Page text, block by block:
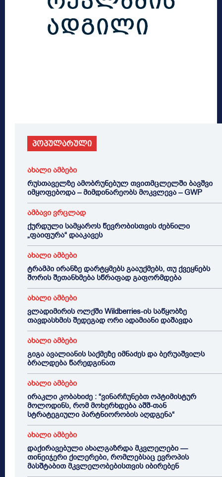
პოპულარული
ახალი ამბები
რუსთაველზე ამობრუნებულ თვითმცლელში ბავშვი
იმყოფებოდა – მიმდინარეობს მოკვლევა – GWP
ამბავი ვრცლად
ქურდული სამყაროს წევრობისთვის ძებნილი
„ფაიფურა“ დააკავეს
ახალი ამბები
ტრამპი ირანზე დარტყმებს გააუქმებს, თუ ქვეყნებს
შორის შეთანხმება სწრაფად გაფორმდება
ახალი ამბები
ვლადიმირის ოლქში Wildberries-ის საწყობზე
თავდასხმის შედეგად ორი ადამიანი დაშავდა
ახალი ამბები
გიგა ავალიანის საქმეზე იმნაძეს და ბერუაშვილს
ბრალდება წარედგინათ
ახალი ამბები
ირაკლი კობახიძე : “ვინარჩუნებთ ოპტიმისტურ
მოლოდინს, რომ მოხერხდება აშშ-თან
სტრატეგიული პარტნიორობის აღდგენა“
ახალი ამბები
დაქირავებული ახალგაზრდა მკვლელები —
თინეიჯერი ქილერები, რომლებსაც ევროპის
მასშტაბით მკვლელობებისთვის იბირებენ